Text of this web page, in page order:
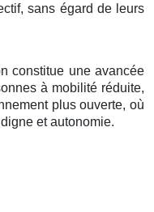
sans égard de leurs
constitue une avancée
à mobilité réduite,
plus ouverte, où
et autonomie.